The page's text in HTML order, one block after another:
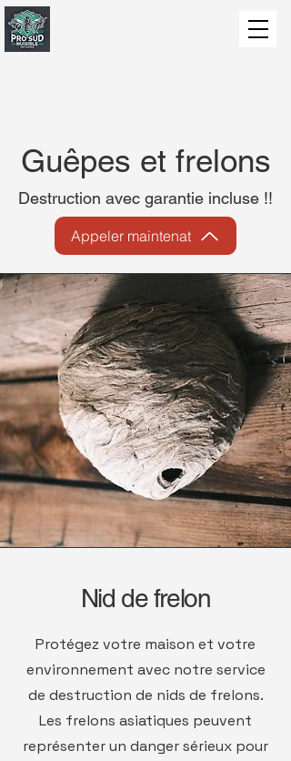
Guêpes et frelons
Destruction avec garantie incluse !!
Appeler maintenat
Nid de frelon
Protégez votre maison et votre
environnement avec notre service
de destruction de nids de frelons.
Les frelons asiatiques peuvent
représenter un danger sérieux pour